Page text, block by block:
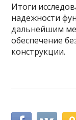
Итоги
надежности
дальнейшим
обеспечение
конструкции.